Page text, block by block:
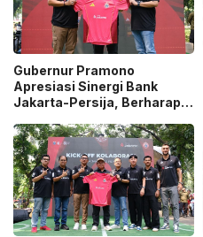
Gubernur Pramono
Apresiasi Sinergi Bank
Jakarta-Persija, Berharap
Jakarta